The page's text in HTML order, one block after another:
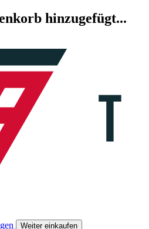
hinzugefügt...
Weiter einkaufen